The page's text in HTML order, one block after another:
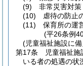
(9)
非常災害対策
(10)
虐待の防止
(11)
保育所の運
(平26条例
(児童福祉施設に
第17条
児童福祉
いる者の処遇の状